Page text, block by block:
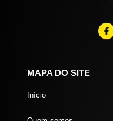
MAPA DO SITE
Início